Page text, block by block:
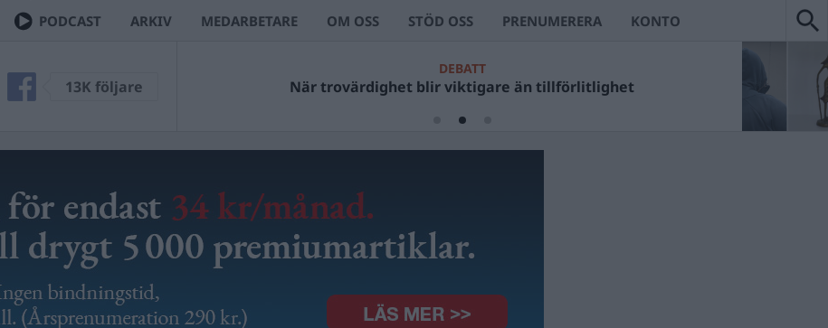
PODCAST ARKIV MEDARBETARE OM OSS STÖD OSS PRENUMERERA KONTO
13K följare
DEBATT
När trovärdighet blir viktigare än tillförlitlighet